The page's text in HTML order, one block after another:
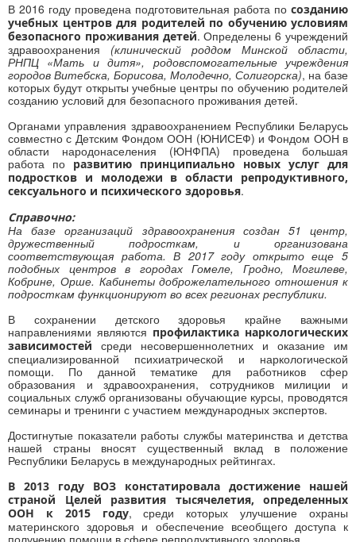
В 2016 году проведена подготовительная работа по созданию
учебных центров для родителей по обучению условиям
безопасного проживания детей. Определены 6 учреждений
здравоохранения (клинический роддом Минской области,
РНПЦ «Мать и дитя», родовспомогательные учреждения
городов Витебска, Борисова, Молодечно, Солигорска), на базе
которых будут открыты учебные центры по обучению родителей
созданию условий для безопасного проживания детей.
Органами управления здравоохранением Республики Беларусь
совместно с Детским Фондом ООН (ЮНИСЕФ) и Фондом ООН в
области народонаселения (ЮНФПА) проведена большая
работа по развитию принципиально новых услуг для
подростков и молодежи в области репродуктивного,
сексуального и психического здоровья.
Справочно:
На базе организаций здравоохранения создан 51 центр,
дружественный подросткам, и организована
соответствующая работа. В 2017 году открыто еще 5
подобных центров в городах Гомеле, Гродно, Могилеве,
Кобрине, Орше. Кабинеты доброжелательного отношения к
подросткам функционируют во всех регионах республики.
В сохранении детского здоровья крайне важными
направлениями являются профилактика наркологических
зависимостей среди несовершеннолетних и оказание им
специализированной психиатрической и наркологической
помощи. По данной тематике для работников сфер
образования и здравоохранения, сотрудников милиции и
социальных служб организованы обучающие курсы, проводятся
семинары и тренинги с участием международных экспертов.
Достигнутые показатели работы службы материнства и детства
нашей страны вносят существенный вклад в положение
Республики Беларусь в международных рейтингах.
В 2013 году ВОЗ констатировала достижение нашей
страной Целей развития тысячелетия, определенных
ООН к 2015 году, среди которых улучшение охраны
материнского здоровья и обеспечение всеобщего доступа к
получению помощи в сфере репродуктивного здоровья.